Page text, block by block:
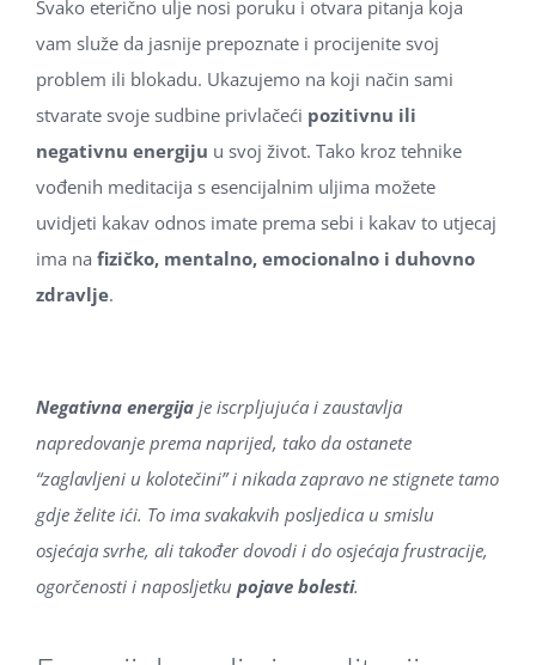
Svako eterično ulje nosi poruku i otvara pitanja koja
vam služe da jasnije prepoznate i procijenite svoj
problem ili blokadu. Ukazujemo na koji način sami
stvarate svoje sudbine privlačeći pozitivnu ili
negativnu energiju u svoj život. Tako kroz tehnike
vođenih meditacija s esencijalnim uljima možete
uvidjeti kakav odnos imate prema sebi i kakav to utjecaj
ima na fizičko, mentalno, emocionalno i duhovno
zdravlje.
Negativna energija je iscrpljujuća i zaustavlja
napredovanje prema naprijed, tako da ostanete
“zaglavljeni u kolotečini” i nikada zapravo ne stignete tamo
gdje želite ići. To ima svakakvih posljedica u smislu
osjećaja svrhe, ali također dovodi i do osjećaja frustracije,
ogorčenosti i naposljetku pojave bolesti.